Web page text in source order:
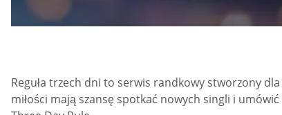
Reguła trzech dni to serwis randkowy stworzony
miłości mają szansę spotkać nowych singli i